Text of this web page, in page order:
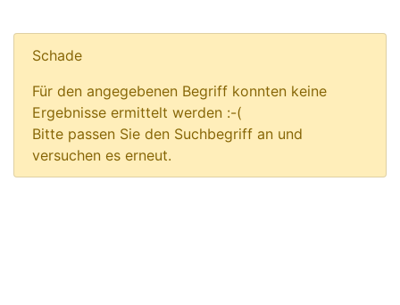
Schade
Für den angegebenen Begriff konnten keine
Ergebnisse ermittelt werden :-(
Bitte passen Sie den Suchbegriff an und
versuchen es erneut.